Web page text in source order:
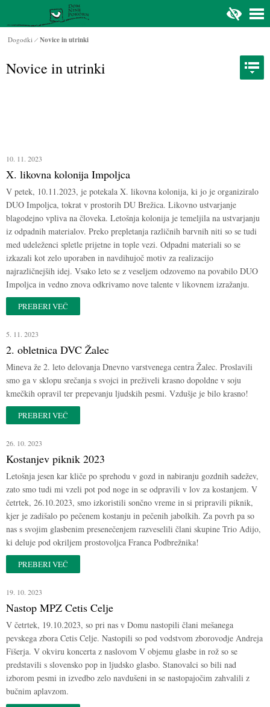
Dogodki Novice in utrinki
Novice in utrinki
10. 11. 2023
X. likovna kolonija Impoljca
V petek, 10.11.2023, je potekala X. likovna kolonija, ki jo je organiziralo
DUO Impoljca, tokrat v prostorih DU Brežica. Likovno ustvarjanje
blagodejno vpliva na človeka. Letošnja kolonija je temeljila na ustvarjanju
iz odpadnih materialov. Preko prepletanja različnih barvnih niti so se tudi
med udeleženci spletle prijetne in tople vezi. Odpadni materiali so se
izkazali kot zelo uporaben in navdihujoč motiv za realizacijo
najrazličnejših idej. Vsako leto se z veseljem odzovemo na povabilo DUO
Impoljca in vedno znova odkrivamo nove talente v likovnem izražanju.
PREBERI VEČ
5. 11. 2023
2. obletnica DVC Žalec
Mineva že 2. leto delovanja Dnevno varstvenega centra Žalec. Proslavili
smo ga v sklopu srečanja s svojci in preživeli krasno dopoldne v soju
kmečkih opravil ter prepevanju ljudskih pesmi. Vzdušje je bilo krasno!
PREBERI VEČ
26. 10. 2023
Kostanjev piknik 2023
Letošnja jesen kar kliče po sprehodu v gozd in nabiranju gozdnih sadežev,
zato smo tudi mi vzeli pot pod noge in se odpravili v lov za kostanjem. V
četrtek, 26.10.2023, smo izkoristili sončno vreme in si pripravili piknik,
kjer je zadišalo po pečenem kostanju in pečenih jabolkih. Za povrh pa so
nas s svojim glasbenim presenečenjem razveselili člani skupine Trio Adijo,
ki deluje pod okriljem prostovoljca Franca Podbrežnika!
PREBERI VEČ
19. 10. 2023
Nastop MPZ Cetis Celje
V četrtek, 19.10.2023, so pri nas v Domu nastopili člani mešanega
pevskega zbora Cetis Celje. Nastopili so pod vodstvom zborovodje Andreja
Fišerja. V okviru koncerta z naslovom V objemu glasbe in rož so se
predstavili s slovensko pop in ljudsko glasbo. Stanovalci so bili nad
izborom pesmi in izvedbo zelo navdušeni in se nastopajočim zahvalili z
bučnim aplavzom.